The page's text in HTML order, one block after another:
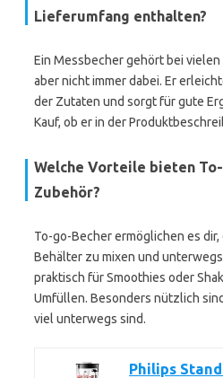
Lieferumfang enthalten?
Ein Messbecher gehört bei
aber nicht immer dabei. Er
der Zutaten und sorgt für gute
Kauf, ob er in der
Welche Vorteile bieten
Zubehör?
To-go-Becher ermöglichen es
Behälter zu mixen und
praktisch für Smoothies oder
Umfüllen. Besonders nützlich
viel unterwegs sind.
Philips